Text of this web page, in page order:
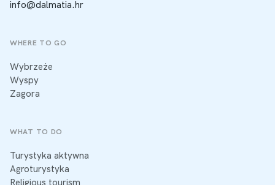
info@dalmatia.hr
WHERE TO GO
Wybrzeże
Wyspy
Zagora
WHAT TO DO
Turystyka aktywna
Agroturystyka
Religious tourism